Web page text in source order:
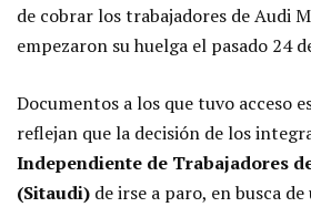
de cobrar los trabajadores de Audi
empezaron su huelga el pasado 24
Documentos a los que tuvo acceso
reflejan que la decisión de los
Independiente de Trabajadores
(Sitaudi) de irse a paro, en busca